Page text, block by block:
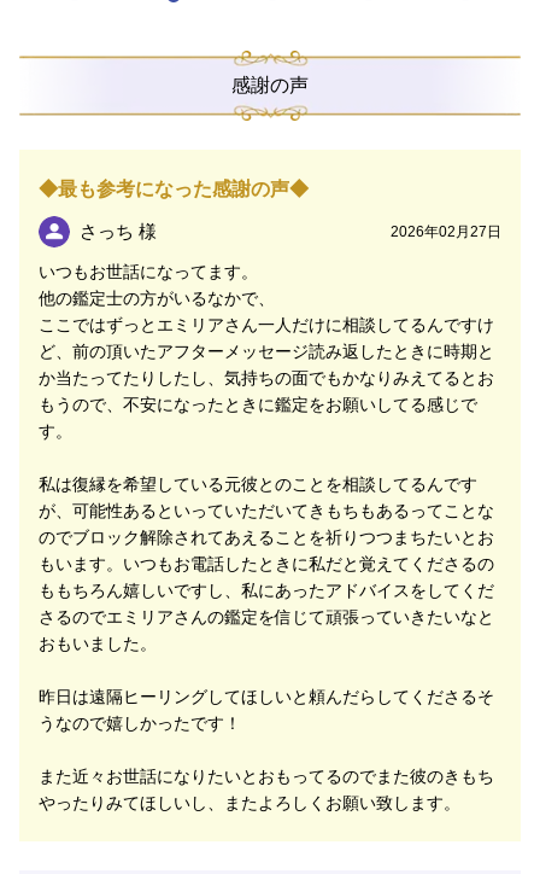
「状況が難しいとわかっているから、もう諦めたほうが
いいのかな？」と、心が折れそうになってしまうこと
も、時にはありますよね。
ネガティブに感じてしまうような現状があっても、その
裏側を占いでみていくことで思いもよらない真意が見つ
かることも。
あなたがひとりでは見つけられなくても、わたしとふた
りならできることや、占いであなたのお役に立てること
がきっとたくさんあります。
いつも周囲のために努力をし続けられるあなただからこ
そ、時にはほっと一息つくことも必要です。
もわたしがいることを思い出していただけますように。
ご縁をいただいた皆様にお悩みを預けていただくからこ
そ、信頼を預けていただけますよう、「どんなご相談で
も主観を入れず、ご相談者様のお気持ちに寄り添って鑑
定する」ということを大切に考えています。
に繋がりやすいので、深い部分にシンクロしやすくする
ためにも、お心のうちを預けてどうぞいろいろお話を聞
《この世にたったひとりの大切なあなた》が笑顔になっ
て、元気になっていただけるために、いつでもお電話を
感謝の声
◆最も参考になった感謝の声◆
さっち 様 2026年02月27日
いつもお世話になってます。
他の鑑定士の方がいるなかで、
ここではずっとエミリアさん一人だけに相談してるんですけ
ど、前の頂いたアフターメッセージ読み返したときに時期と
か当たってたりしたし、気持ちの面でもかなりみえてるとお
もうので、不安になったときに鑑定をお願いしてる感じで
す。
私は復縁を希望している元彼とのことを相談してるんです
が、可能性あるといっていただいてきもちもあるってことな
のでブロック解除されてあえることを祈りつつまちたいとお
もいます。いつもお電話したときに私だと覚えてくださるの
ももちろん嬉しいですし、私にあったアドバイスをしてくだ
さるのでエミリアさんの鑑定を信じて頑張っていきたいなと
おもいました。
昨日は遠隔ヒーリングしてほしいと頼んだらしてくださるそ
うなので嬉しかったです！
また近々お世話になりたいとおもってるのでまた彼のきもち
やったりみてほしいし、またよろしくお願い致します。